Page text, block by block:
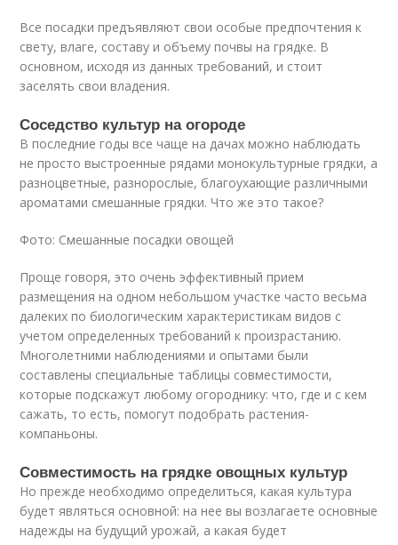
Все посадки предъявляют свои особые предпочтения к
свету, влаге, составу и объему почвы на грядке. В
основном, исходя из данных требований, и стоит
заселять свои владения.
Соседство культур на огороде
В последние годы все чаще на дачах можно наблюдать
не просто выстроенные рядами монокультурные грядки, а
разноцветные, разнорослые, благоухающие различными
ароматами смешанные грядки. Что же это такое?
Фото: Смешанные посадки овощей
Проще говоря, это очень эффективный прием
размещения на одном небольшом участке часто весьма
далеких по биологическим характеристикам видов с
учетом определенных требований к произрастанию.
Многолетними наблюдениями и опытами были
составлены специальные таблицы совместимости,
которые подскажут любому огороднику: что, где и с кем
сажать, то есть, помогут подобрать растения-
компаньоны.
Совместимость на грядке овощных культур
Но прежде необходимо определиться, какая культура
будет являться основной: на нее вы возлагаете основные
надежды на будущий урожай, а какая будет